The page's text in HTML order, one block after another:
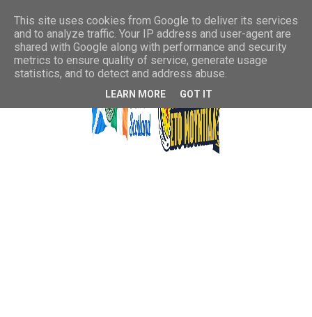
This site uses cookies from Google to deliver its services
and to analyze traffic. Your IP address and user-agent are
shared with Google along with performance and security
metrics to ensure quality of service, generate usage
statistics, and to detect and address abuse.
LEARN MORE GOT IT